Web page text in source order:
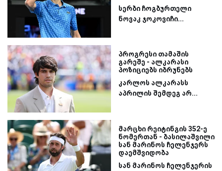
სერბი ჩოგბურთელი
ნოვაკ ჯოკოვიჩი...
პროგრესი თამაშის
გარეშე - ალკარასი
პოზიციებს იბრუნებს
კარლოს ალკარასს
აპრილის შემდეგ არ...
მარცხი რეიტინგის 352-ე
ნომერთან - ბასილაშვილი
სან მარინოს ჩელენჯერს
დაემშვიდობა
სან მარინოს ჩელენჯერის